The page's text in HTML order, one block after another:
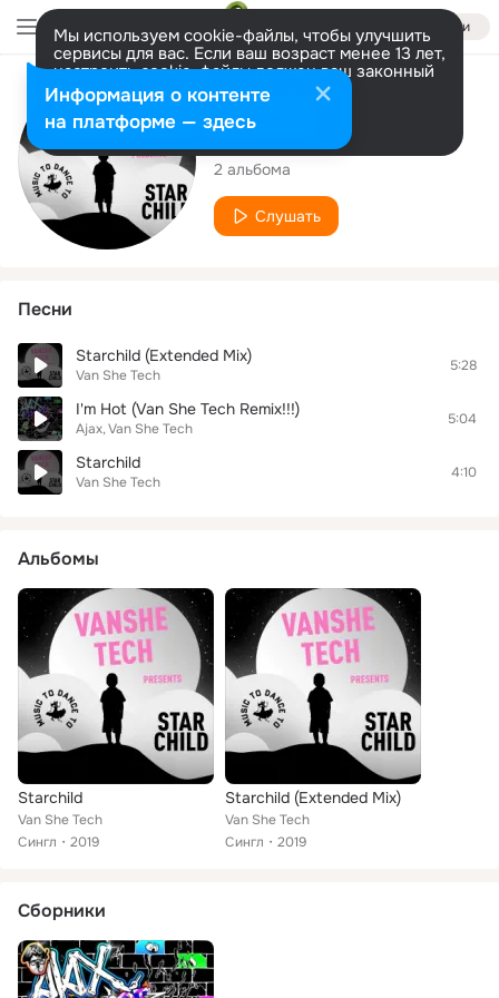
Войти
Мы используем cookie-файлы, чтобы улучшить
сервисы для вас. Если ваш возраст менее 13 лет,
настроить cookie-файлы должен ваш законный
представитель. Больше информации
Разрешить все Настроить
Исполнитель
Van She Tech
2 альбома
Слушать
Песни
Starchild (Extended Mix)
Van She Tech
5:28
I'm Hot (Van She Tech Remix!!!)
Ajax Van She Tech
5:04
Starchild
Van She Tech
4:10
Альбомы
Starchild
Van She Tech
Сингл
2019
Starchild (Extended Mix)
Van She Tech
Сингл
2019
Сборники
Информация о контенте
на платформе — здесь